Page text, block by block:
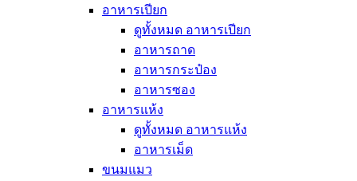
อาหารเปียก
ดูทั้งหมด อาหารเปียก
อาหารถาด
อาหารกระป๋อง
อาหารซอง
อาหารแห้ง
ดูทั้งหมด อาหารแห้ง
อาหารเม็ด
ขนมแมว